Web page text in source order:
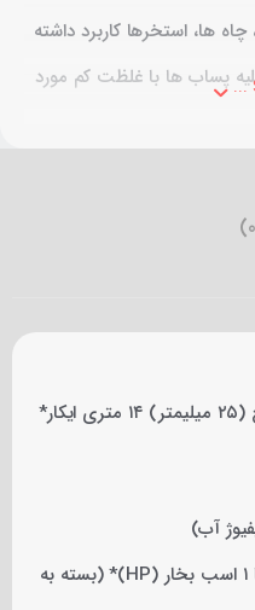
ها، استخرها کاربرد داشته
پساب ها با غلظت کم مورد
آب)
– *قدرت موتور:* معمولاً بین *۰.۵ تا ۱ اسب بخار (HP)* (بسته به